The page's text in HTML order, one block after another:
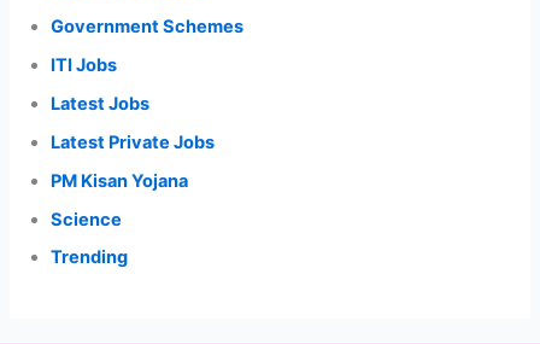
Government Schemes
ITI Jobs
Latest Jobs
Latest Private Jobs
PM Kisan Yojana
Science
Trending